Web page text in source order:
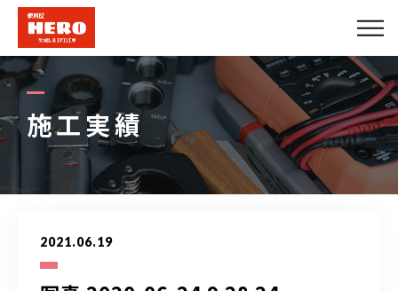
施工実績
2021.06.19
会社概要
エアコンメニュー
便利屋メニュー